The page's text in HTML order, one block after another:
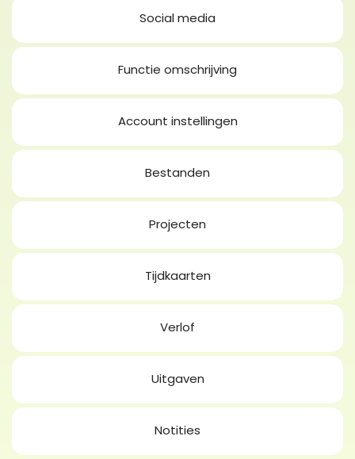
Social media
Functie omschrijving
Account instellingen
Bestanden
Projecten
Tijdkaarten
Verlof
Uitgaven
Notities